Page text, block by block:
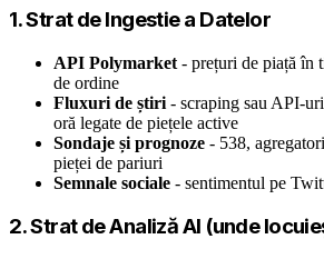
1. Strat de Ingestie a Datelor
API Polymarket - prețuri de piață în
de ordine
Fluxuri de știri - scraping sau API-
oră legate de piețele active
Sondaje și prognoze - 538,
pieței de pariuri
Semnale sociale - sentimentul pe
2. Strat de Analiză AI (unde